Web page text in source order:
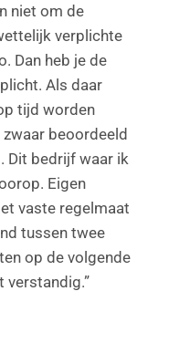
niet om de
verplichte
Dan heb je de
Als daar
tijd worden
beoordeeld
Dit bedrijf waar ik
Eigen
vaste regelmaat
tussen twee
op de volgende
verstandig.”